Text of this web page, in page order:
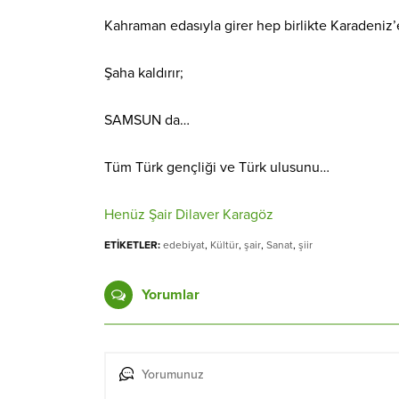
Kahraman edasıyla girer hep birlikte
Şaha kaldırır;
SAMSUN da…
Tüm Türk gençliği ve Türk ulusunu…
Henüz Şair Dilaver Karagöz
ETİKETLER: edebiyat, Kültür, şair, Sanat, şiir
Yorumlar